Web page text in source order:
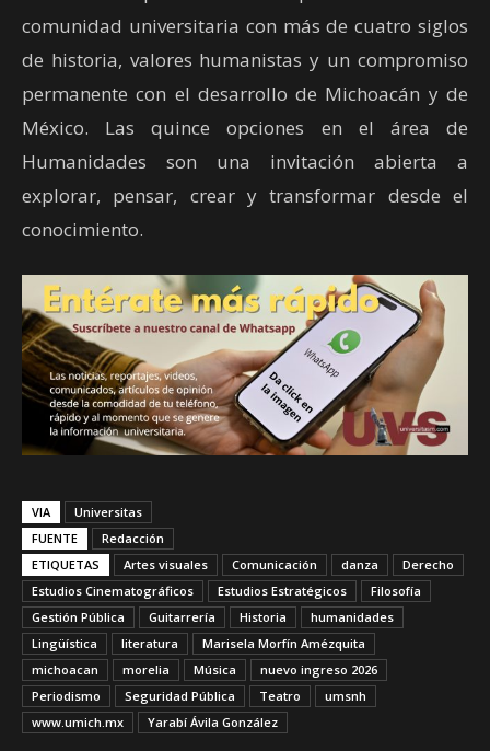
comunidad universitaria con más de cuatro siglos
de historia, valores humanistas y un compromiso
permanente con el desarrollo de Michoacán y de
México. Las quince opciones en el área de
Humanidades son una invitación abierta a
explorar, pensar, crear y transformar desde el
conocimiento.
VIA
Universitas
FUENTE
Redacción
ETIQUETAS
Artes visuales Comunicación danza
Derecho
Estudios Cinematográficos
Estudios Estratégicos
Filosofía
Gestión Pública
Guitarrería Historia
humanidades
Lingüística
literatura
Marisela Morfín Amézquita
michoacan
morelia Música
nuevo ingreso 2026
Periodismo
Seguridad Pública Teatro
umsnh
www.umich.mx
Yarabí Ávila González